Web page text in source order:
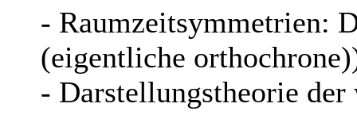
- Raumzeitsymmetrien:
(eigentliche
- Darstellungstheorie